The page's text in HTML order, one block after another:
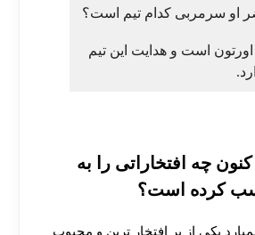
او سرمربی کدام تیم است؟
است و هدایت این تیم
کنون چه افتخاراتی را به
کرده است؟
یکی از پر افتخار ترین و محبوب